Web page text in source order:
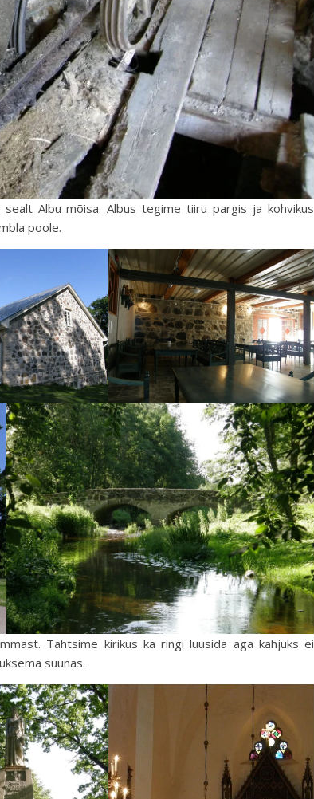
sealt Albu mõisa. Albus tegime tiiru pargis ja kohvikus
poole.
Tahtsime kirikus ka ringi luusida aga kahjuks ei
suunas.